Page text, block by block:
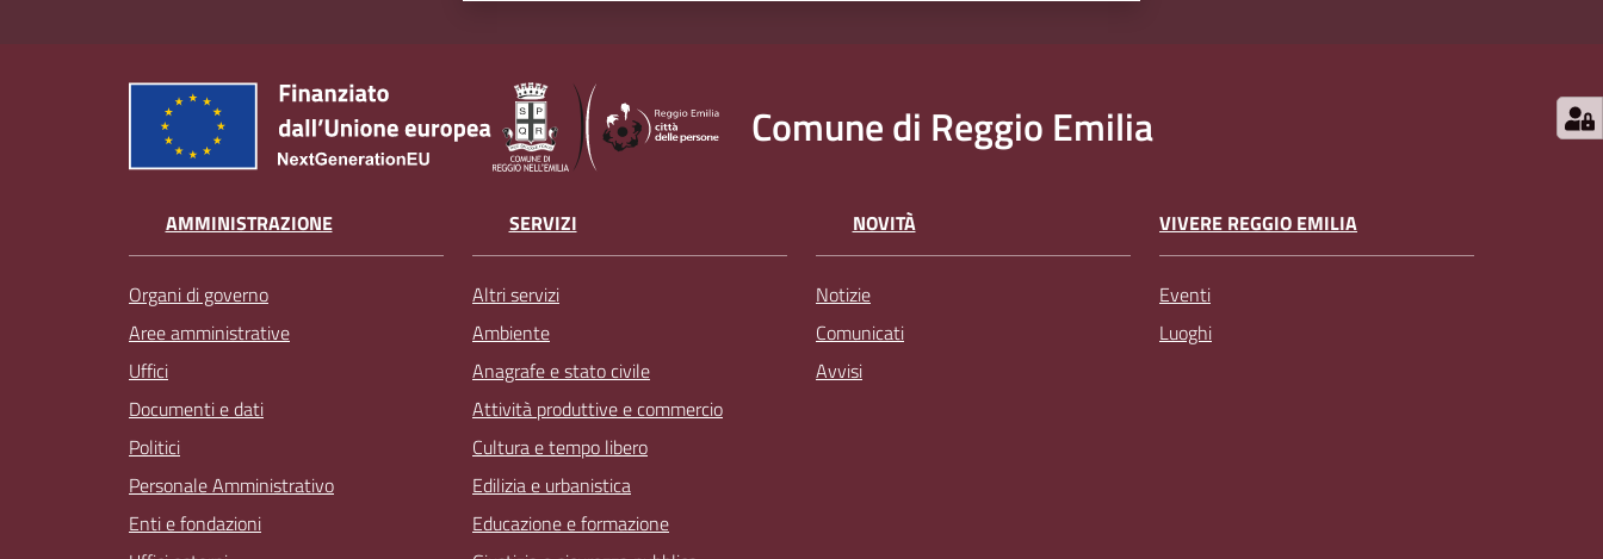
Comune di Reggio Emilia
AMMINISTRAZIONE
Organi di governo
Aree amministrative
Uffici
Documenti e dati
Politici
Personale Amministrativo
Enti e fondazioni
SERVIZI
Altri servizi
Ambiente
Anagrafe e stato civile
Attività produttive e commercio
Cultura e tempo libero
Edilizia e urbanistica
Educazione e formazione
NOVITÀ
Notizie
Comunicati
Avvisi
VIVERE REGGIO EMILIA
Eventi
Luoghi